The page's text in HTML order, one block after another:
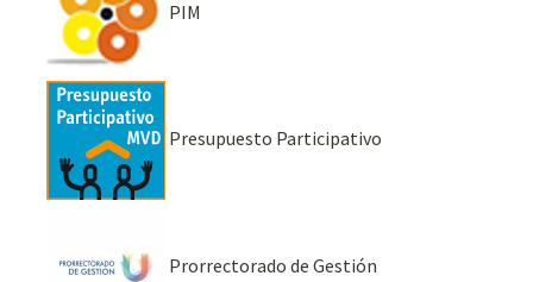
PIM
Presupuesto Participativo
Prorrectorado de Gestión